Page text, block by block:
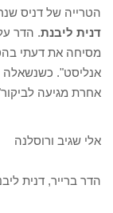
הטרייה של דניס
דנית ליבנת. הדר
מסיחה את דעתי
אנליסט". כשנשאלה
אחרת מגיעה
אלי שגיב ורוסלנה
הדר ברייר, דנית